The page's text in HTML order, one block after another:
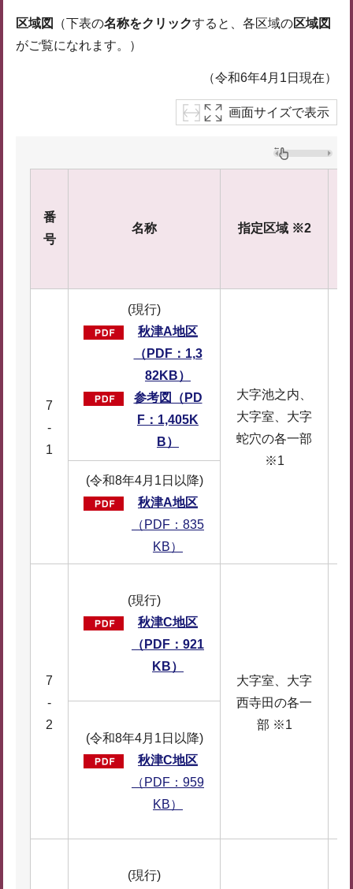
区域図 （下表の名称をクリックすると、各区域の区域図
がご覧になれます。）
（令和6年4月1日現在）
画面サイズで表示
番
号
名称 指定区域 ※2
7
-
1
(現行)
秋津A地区
（PDF：1,3
82KB）
参考図（PD
F：1,405K
B）
大字池之内、
大字室、大字
蛇穴の各一部
※1
(令和8年4月1日以降)
秋津A地区
（PDF：835
KB）
7
-
2
(現行)
秋津C地区
（PDF：921
KB）
大字室、大字
西寺田の各一
部 ※1
(令和8年4月1日以降)
秋津C地区
（PDF：959
KB）
(現行)